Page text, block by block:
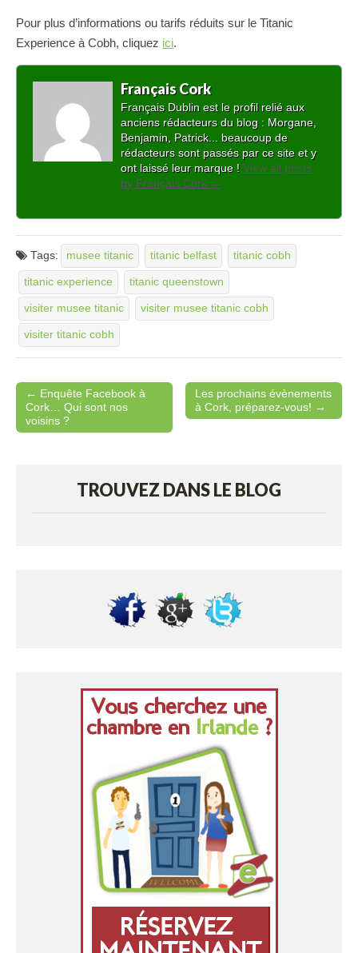
Pour plus d’informations ou tarifs réduits sur le Titanic
Experience à Cobh, cliquez ici.
Français Cork
Français Dublin est le profil relié aux
anciens rédacteurs du blog : Morgane,
Benjamin, Patrick... beaucoup de
rédacteurs sont passés par ce site et y
ont laissé leur marque ! View all posts
by Français Cork →
Tags: musee titanic titanic belfast titanic cobh
titanic experience titanic queenstown
visiter musee titanic visiter musee titanic cobh
visiter titanic cobh
Post navigation
← Enquête Facebook à
Cork… Qui sont nos
voisins ?
Les prochains évènements
à Cork, préparez-vous! →
TROUVEZ DANS LE BLOG